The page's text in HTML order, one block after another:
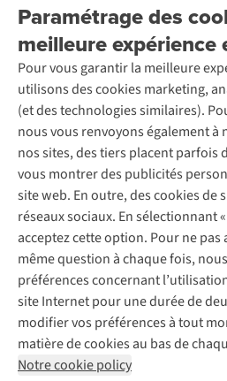
Paramétrage des
meilleure expérience
Pour vous garantir la meilleure
utilisons des cookies marketing,
(et des technologies similaires).
nous vous renvoyons également à
nos sites, des tiers placent parfois
vous montrer des publicités
site web. En outre, des cookies de
réseaux sociaux. En sélectionnant
acceptez cette option. Pour ne pas
même question à chaque fois,
préférences concernant
site Internet pour une durée de
modifier vos préférences à tout
matière de cookies au bas de
Notre cookie policy
Retourner
Rétractation d'une commande
Entretien & réparations
Garantie
Contactez-nous
Entreprise responsable
À propos d’Ayacucho
Nos magasins
À propos d’A.S.Adventure
Déclaration d'accessibilité
Location / Location sports d’hiver
Seconde-main
Entretien de ski
Service de lavage
Entretien de chaussures
Réparation de chaussures
Réparation de vêtements
Retouches
Pour les entreprises
Découvrez
A.S.Magazine
Explore Camp
Expertise & conseils
Abonnez-vous à la newsletter
Suivez-
Mentions légales
Conditions générales